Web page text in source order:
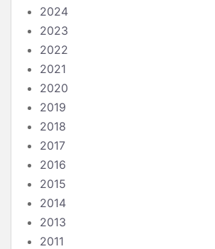
2024
2023
2022
2021
2020
2019
2018
2017
2016
2015
2014
2013
2011